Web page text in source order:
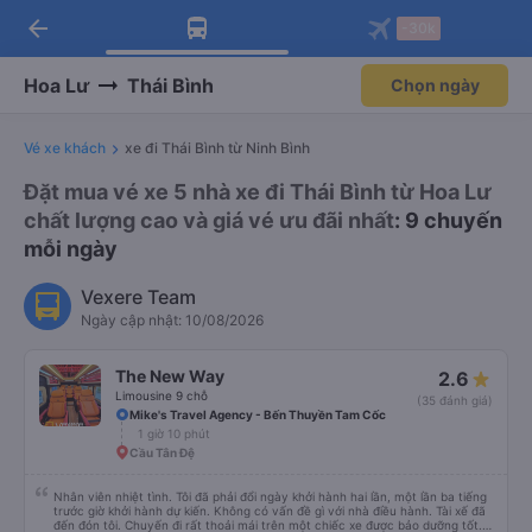
Tải app Vexere ngay!
Nhận ưu đãi thành viên độc
Mở app
Tải app Vexere
-30k/ghế khi đặt vé máy bay qua
Mở app
arrow_back
Hoa Lư Thái Bình Chọn ngày
Vé xe khách xe đi Thái Bình từ Ninh Bình
Đặt mua vé xe 5 nhà xe đi Thái Bình từ Hoa Lư
chất lượng cao và giá vé ưu đãi nhất: 9 chuyến
mỗi ngày
Vexere Team
Ngày cập nhật: 10/08/2026
The New Way
Limousine 9 chỗ
2.6
(35 đánh giá)
Mike's Travel Agency - Bến Thuyền Tam Cốc
1 giờ 10 phút
Cầu Tân Đệ
Nhân viên nhiệt tình. Tôi đã phải đổi ngày khởi hành hai lần, một lần ba tiếng
trước giờ khởi hành dự kiến. Không có vấn đề gì với nhà điều hành. Tài xế đã
đến đón tôi. Chuyến đi rất thoải mái trên một chiếc xe được bảo dưỡng tốt.